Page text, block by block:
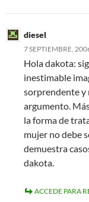
diesel
7 SEPTIEMBRE,
Hola dakota:
inestimable
sorprendente y
argumento.
la forma de
mujer no debe
demuestra
dakota.
ACCEDE PARA